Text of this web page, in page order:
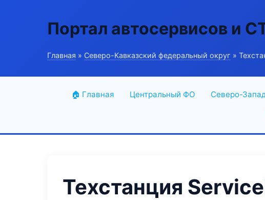
Портал автосервисов и
Главная » Северо-Кавказский федеральный округ »
🏠 Главная Центральный ФО Северо-
Техстанция